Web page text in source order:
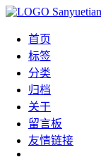
首页
标签
分类
归档
关于
留言板
友情链接